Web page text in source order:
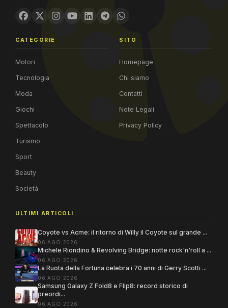
CATEGORIE
Motori
Tecnologia
Moda
Giochi
Spettacolo
Turismo
Sport
Beauty
Società
SITO
Homepage
Chi siamo
Contatti
Note Legali
Privacy Policy
ULTIMI ARTICOLI
Coyote vs Acme: il ritorno di Willy il Coyote sul grande ...
06 AGO 2026
Michele Riondino & Revolving Bridge: notte rock'n'roll a ...
06 AGO 2026
La Ruota della Fortuna celebra i 70 anni di Gerry Scotti ...
06 AGO 2026
Samsung Galaxy Z Fold8 e Flip8: record storico di
preordi...
06 AGO 2026